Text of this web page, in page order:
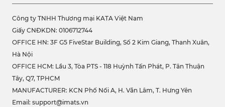
Công ty TNHH Thương mại KATA Việt Nam
Giấy CNĐKDN: 0106712744
OFFICE HN: 3F G5 FiveStar Building, Số 2 Kim Giang, Thanh Xuân,
Hà Nội
OFFICE HCM: Lầu 3, Tòa PTS - 118 Huỳnh Tấn Phát, P. Tân Thuận
Tây, Q7, TPHCM
MANUFACTURER: KCN Phố Nối A, H. Văn Lâm, T. Hưng Yên
Email: support@imats.vn